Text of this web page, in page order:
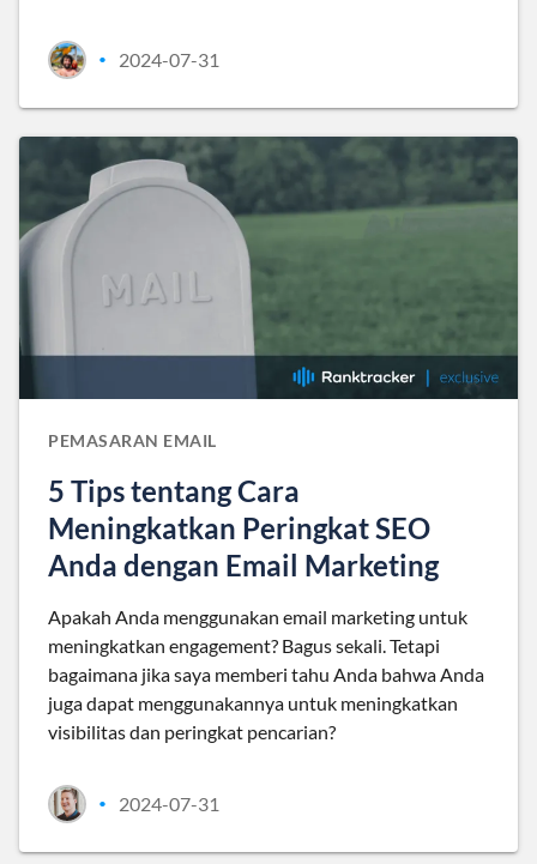
• 2024-07-31
PEMASARAN EMAIL
5 Tips tentang Cara
Meningkatkan Peringkat SEO
Anda dengan Email Marketing
Apakah Anda menggunakan email marketing untuk
meningkatkan engagement? Bagus sekali. Tetapi
bagaimana jika saya memberi tahu Anda bahwa Anda
juga dapat menggunakannya untuk meningkatkan
visibilitas dan peringkat pencarian?
• 2024-07-31